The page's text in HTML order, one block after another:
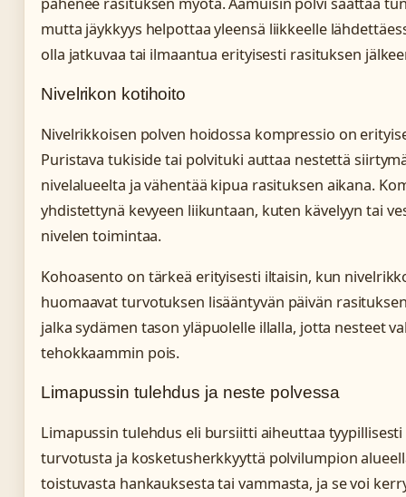
mutta jäykkyys helpottaa yleensä liikkeelle
olla jatkuvaa tai ilmaantua erityisesti rasituksen
Nivelrikon kotihoito
Nivelrikkoisen polven hoidossa kompressio on
Puristava tukiside tai polvituki auttaa nestettä
nivelalueelta ja vähentää kipua rasituksen aikana.
yhdistettynä kevyeen liikuntaan, kuten kävelyyn tai
nivelen toimintaa.
Kohoasento on tärkeä erityisesti iltaisin, kun
huomaavat turvotuksen lisääntyvän päivän
jalka sydämen tason yläpuolelle illalla, jotta nesteet
tehokkaammin pois.
Limapussin tulehdus ja neste polvessa
Limapussin tulehdus eli bursiitti aiheuttaa
turvotusta ja kosketusherkkyyttä polvilumpion
toistuvasta hankauksesta tai vammasta, ja se voi